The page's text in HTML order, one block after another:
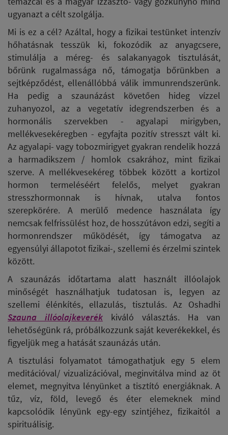
ugyanazt a célt szolgálja.
Mi is ez a cél? Azáltal, hogy a fizikai testünket intenzív
hőhatásnak tesszük ki, fokozódik az anyagcsere,
stimulálja a méreg- és salakanyagok tisztulását,
bőrünk rugalmassága nő, támogatja bőrünkben a
sejtképződést, ellenállóbbá válik immunrendszerünk.
Ha pedig a szaunázást követően hideg vízzel
zuhanyozol, az a vegetatív idegrendszerben és a
hormonális szervekben - agyalapi mirigyben,
mellékvesekéregben - egyfajta pozitív stresszt vált ki.
Az agyalapi- vagy tobozmirigyet gyakran rendelik hozzá
a harmadikszem / homlok csakrához, mint fizikai
szerve. A mellékvesekéreg többek között a kortizol
hormon termeléséért felelős, melyet gyakran
stresszhormonnak is hívnak, utalva fontos
szerepkörére. A merülő medence használata így
nemcsak felfrissülést hoz, de hosszútávon edzi, segíti a
hormonrendszer működését, így támogatva az
egyensúlyi állapotot fizikai-, szellemi és érzelmi szintek
között.
A szaunázás időtartama alatt használt illóolajok
minőségét használhatjuk tudatosan is, legyen az
szellemi élénkítés, ellazulás, tisztulás. Az Oshadhi
Szauna illóolajkeverék kiváló választás. Ha van
lehetőségünk rá, próbálkozzunk saját keverékekkel, és
figyeljük meg a hatását szaunázás után.
A tisztulási folyamatot támogathatjuk egy 5 elem
meditációval/ vizualizációval, meginvitálva mind az öt
elemet, megnyitva lényünket a tisztító energiáknak. A
tűz, víz, föld, levegő és éter elemeknek mind
kapcsolódik lényünk egy-egy szintjéhez, fizikaitól a
spirituálisig.